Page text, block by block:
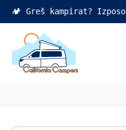
🏕️ Greš kampirat?